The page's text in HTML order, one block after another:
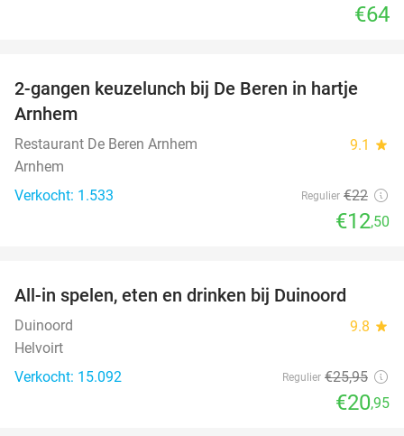
€64
43%
2-gangen keuzelunch bij De Beren in hartje
Arnhem
Restaurant De Beren Arnhem 9.1 star
Arnhem
Verkocht: 1.533
Regulier €22
€12,50
All-in spelen, eten en drinken bij Duinoord
Duinoord 9.8 star
Helvoirt
Verkocht: 15.092
Regulier €25,95
€20,95